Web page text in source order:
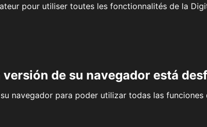
pour utiliser toutes les fonctionnalités de la
de su navegador está
navegador para poder utilizar todas las